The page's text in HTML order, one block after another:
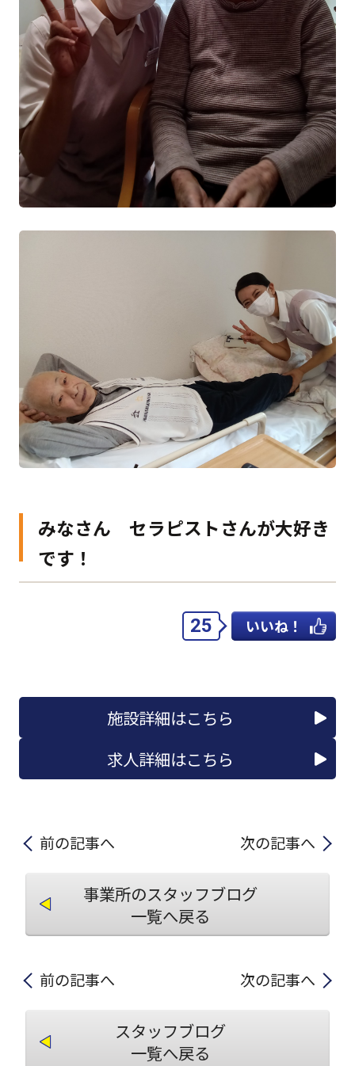
みなさん セラピストさんが大好き
です！
25 いいね！
施設詳細はこちら
求人詳細はこちら
前の記事へ 次の記事へ
事業所のスタッフブログ
一覧へ戻る
前の記事へ 次の記事へ
スタッフブログ
一覧へ戻る